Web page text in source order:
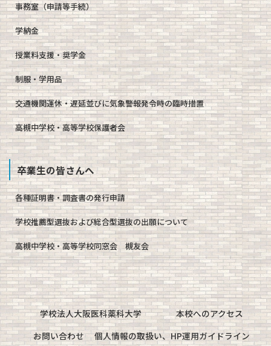
事務室（申請等手続）
学納金
授業料支援・奨学金
制服・学用品
交通機関運休・遅延並びに気象警報発令時の臨時措置
高槻中学校・高等学校保護者会
卒業生の皆さんへ
各種証明書・調査書の発行申請
学校推薦型選抜および総合型選抜の出願について
高槻中学校・高等学校同窓会 槻友会
学校法人大阪医科薬科大学
本校へのアクセス
お問い合わせ
個人情報の取扱い、HP運用ガイドライン